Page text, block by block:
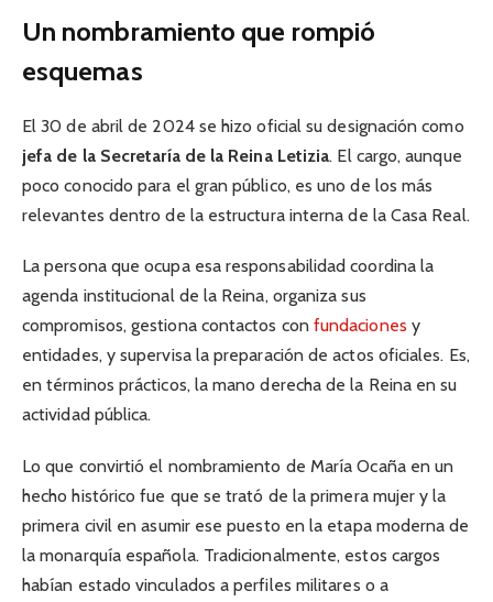
Un nombramiento que rompió
esquemas
El 30 de abril de 2024 se hizo oficial su designación como
jefa de la Secretaría de la Reina Letizia. El cargo, aunque
poco conocido para el gran público, es uno de los más
relevantes dentro de la estructura interna de la Casa Real.
La persona que ocupa esa responsabilidad coordina la
agenda institucional de la Reina, organiza sus
compromisos, gestiona contactos confundaciones y
entidades, y supervisa la preparación de actos oficiales. Es,
en términos prácticos, la mano derecha de la Reina en su
actividad pública.
Lo que convirtió el nombramiento de María Ocaña en un
hecho histórico fue que se trató de la primera mujer y la
primera civil en asumir ese puesto en la etapa moderna de
la monarquía española. Tradicionalmente, estos cargos
habían estado vinculados a perfiles militares o a